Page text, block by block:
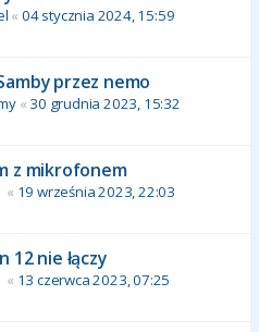
«04 stycznia 2024, 15:59
przez nemo
« 30 grudnia 2023, 15:32
z mikrofonem
« 19 września 2023, 22:03
nie łączy
« 13 czerwca 2023, 07:25